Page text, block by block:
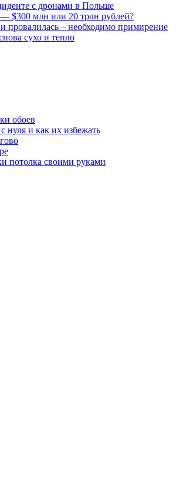
с дронами в Польше
$300 млн или 20 трлн рублей?
провалилась – необходимо примирение
сухо и тепло
обоев
и как их избежать
потолка своими руками